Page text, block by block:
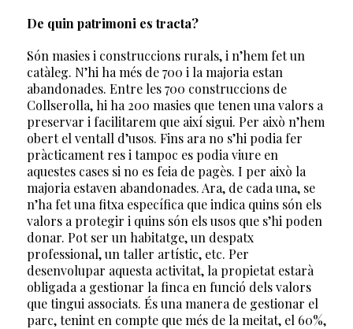
De quin patrimoni es tracta?
Són masies i construccions rurals, i n’hem fet un
catàleg. N’hi ha més de 700 i la majoria estan
abandonades. Entre les 700 construccions de
Collserolla, hi ha 200 masies que tenen una valors a
preservar i facilitarem que així sigui. Per això n’hem
obert el ventall d’usos. Fins ara no s’hi podia fer
pràcticament res i tampoc es podia viure en
aquestes cases si no es feia de pagès. I per això la
majoria estaven abandonades. Ara, de cada una, se
n’ha fet una fitxa específica que indica quins són els
valors a protegir i quins són els usos que s’hi poden
donar. Pot ser un habitatge, un despatx
professional, un taller artístic, etc. Per
desenvolupar aquesta activitat, la propietat estarà
obligada a gestionar la finca en funció dels valors
que tingui associats. És una manera de gestionar el
parc, tenint en compte que més de la meitat, el 60%,